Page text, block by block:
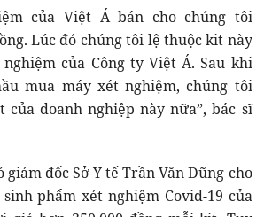
của Việt Á bán cho chúng tôi
Lúc đó chúng tôi lệ thuộc kit này
của Công ty Việt Á. Sau khi
mua máy xét nghiệm, chúng tôi
của doanh nghiệp này nữa”, bác sĩ
giám đốc Sở Y tế Trần Văn Dũng cho
phẩm xét nghiệm Covid-19 của